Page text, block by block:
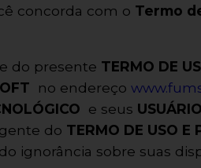
concorda com o Termo
do presente TERMO DE
no endereço
e seus
do TERMO DE USO E
ignorância sobre suas